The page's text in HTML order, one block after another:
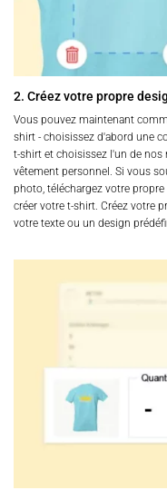
2. Créez votre propre
Vous pouvez maintenant
shirt - choisissez d'abord une
t-shirt et choisissez l'un de
vêtement personnel. Si vous
photo, téléchargez votre
créer votre t-shirt. Créez votre
votre texte ou un design